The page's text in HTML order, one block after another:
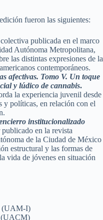
fueron las siguientes:
publicada en el marco
Autónoma Metropolitana,
las distintas expresiones de la
contemporáneos.
afectivas. Tomo V. Un toque
y lúdico de cannabis.
la experiencia juvenil desde
y políticas, en relación con el
institucionalizado
publicado en la revista
de la Ciudad de México
estructural y las formas de
vida de jóvenes en situación
(UAM-I)
(UACM)